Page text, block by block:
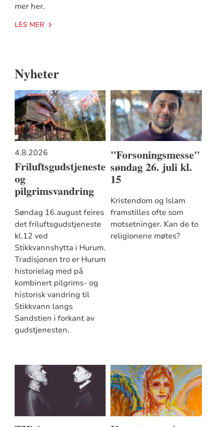
mer her.
LES MER
Nyheter
4.8.2026
Friluftsgudstjeneste
og
pilgrimsvandring
Søndag 16.august feires
det friluftsgudstjeneste
kl.12 ved
Stikkvannshytta i Hurum.
Tradisjonen tro er Hurum
historielag med på
kombinert pilgrims- og
historisk vandring til
Stikkvann langs
Sandstien i forkant av
gudstjenesten.
"Forsoningsmesse"
søndag 26. juli kl.
15
Kristendom og Islam
framstilles ofte som
motsetninger. Kan de to
religionene møtes?